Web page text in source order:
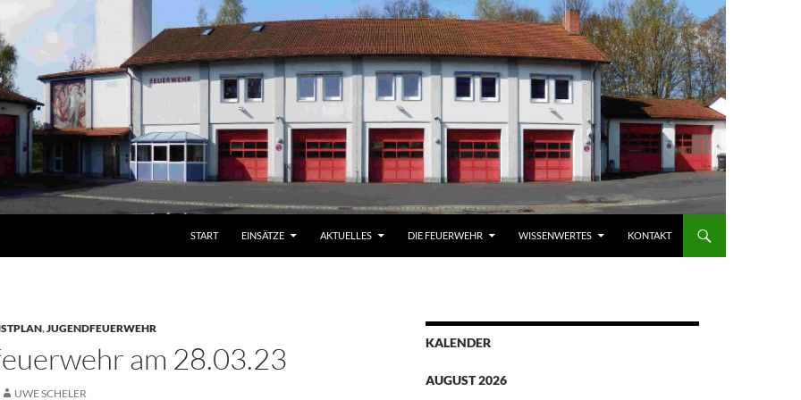
START EINSÄTZE AKTUELLES DIE FEUERWEHR WISSENWERTES KONTAKT
,JUGENDFEUERWEHR
am 28.03.23
UWE SCHELER
KALENDER
AUGUST 2026